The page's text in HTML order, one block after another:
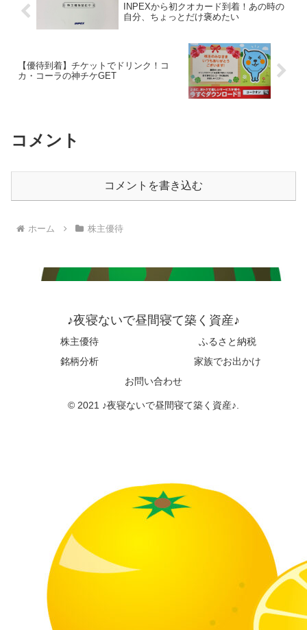
INPEXから初クオカード到着！あの時の
自分、ちょっとだけ褒めたい
【優待到着】チケットでドリンク！コ
カ・コーラの神チケGET
コメント
コメントを書き込む
ホーム 株主優待
♪夜寝ないで昼間寝て築く資産♪
株主優待
ふるさと納税
銘柄分析
家族でお出かけ
お問い合わせ
© 2021 ♪夜寝ないで昼間寝て築く資産♪.